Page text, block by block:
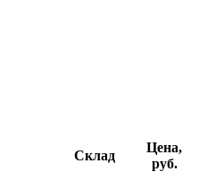
Склад
Цена,
руб.